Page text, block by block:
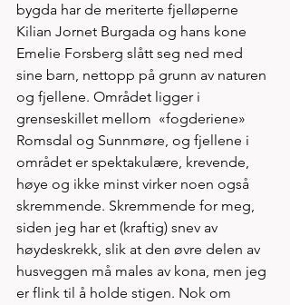
bygda har de meriterte fjelløperne
Kilian Jornet Burgada og hans kone
Emelie Forsberg slått seg ned med
sine barn, nettopp på grunn av naturen
og fjellene. Området ligger i
grenseskillet mellom  «fogderiene»
Romsdal og Sunnmøre, og fjellene i
området er spektakulære, krevende,
høye og ikke minst virker noen også
skremmende. Skremmende for meg,
siden jeg har et (kraftig) snev av
høydeskrekk, slik at den øvre delen av
husveggen må males av kona, men jeg
er flink til å holde stigen. Nok om